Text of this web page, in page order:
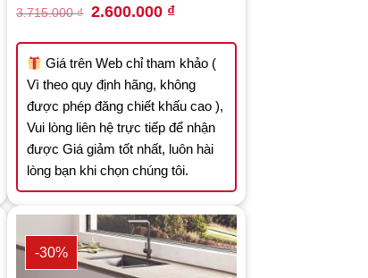
3.715.000₫ Original
price
3.715.000 ₫.
2.600.000 ₫Current
2.600.000 ₫.
Giá trên Web chỉ tham khảo (
Vì theo quy định hãng, không
được phép đăng chiết khấu cao ),
Vui lòng liên hệ trực tiếp để nhận
được Giá giảm tốt nhất, luôn hài
lòng bạn khi chọn chúng tôi.
-30%